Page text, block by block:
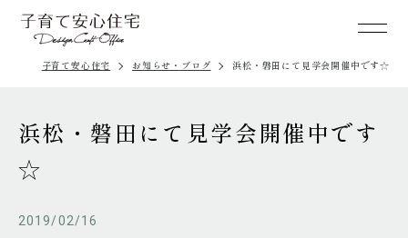
子育て安心住宅 お知らせ・ブログ 浜松・磐田にて見学会開催中です☆
浜松・磐田にて見学会開催中です
☆
2019/02/16